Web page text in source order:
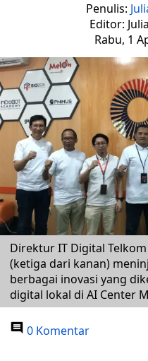
Penulis:
Editor:
Rabu, 1
Direktur IT Digital
(ketiga dari kanan)
berbagai inovasi yang
digital lokal di AI Center
0 Komentar